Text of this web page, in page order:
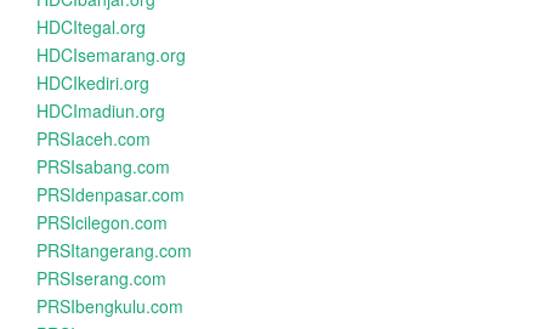
HDCItegal.org
HDCIsemarang.org
HDCIkediri.org
HDCImadiun.org
PRSIaceh.com
PRSIsabang.com
PRSIdenpasar.com
PRSIcilegon.com
PRSItangerang.com
PRSIserang.com
PRSIbengkulu.com